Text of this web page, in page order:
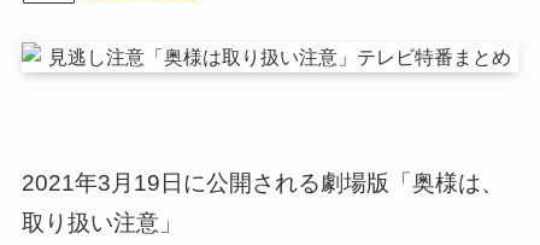
2021年3月19日に公開される劇場版「奥様は、
取り扱い注意」